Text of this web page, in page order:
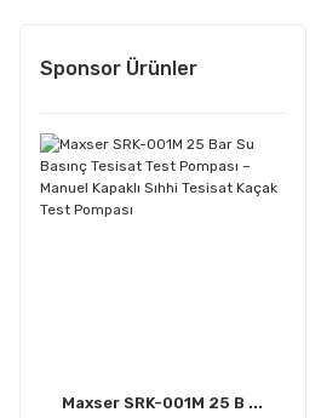
Sponsor Ürünler
Maxser SRK-001M 25 B ...